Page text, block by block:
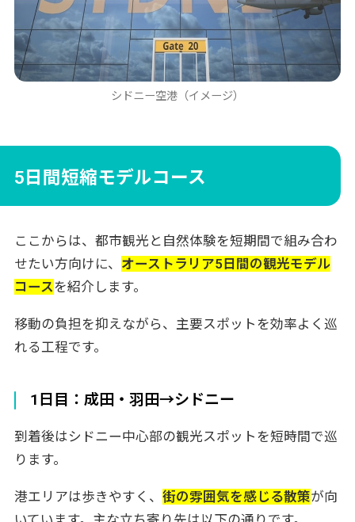
シドニー空港（イメージ）
5日間短縮モデルコース
ここからは、都市観光と自然体験を短期間で組み合わ
せたい方向けに、 オーストラリア5日間の観光モデル
コースを紹介します。
移動の負担を抑えながら、主要スポットを効率よく巡
れる工程です。
1日目：成田・羽田→シドニー
到着後はシドニー中心部の観光スポットを短時間で巡
ります。
港エリアは歩きやすく、 街の雰囲気を感じる散策が向